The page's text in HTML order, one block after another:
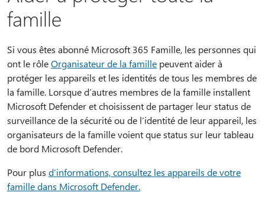
famille
Si vous êtes abonné Microsoft 365 Famille, les personnes qui
ont le rôleOrganisateur de la famille peuvent aider à
protéger les appareils et les identités de tous les membres de
la famille. Lorsque d’autres membres de la famille installent
Microsoft Defender et choisissent de partager leur status de
surveillance de la sécurité ou de l’identité de leur appareil, les
organisateurs de la famille voient que status sur leur tableau
de bord Microsoft Defender.
Pour plus d’informations, consultez les appareils de votre
famille dans Microsoft Defender.